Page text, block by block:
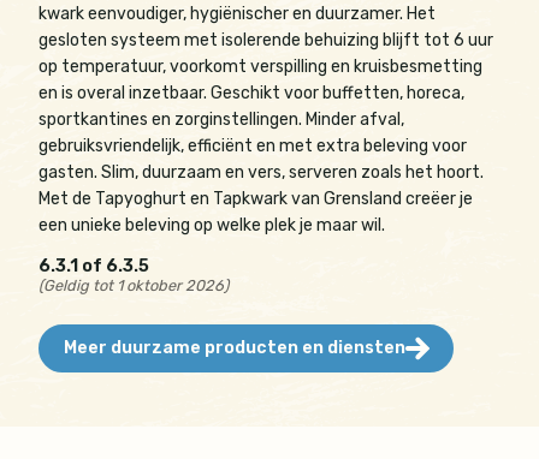
kwark eenvoudiger, hygiënischer en duurzamer. Het
gesloten systeem met isolerende behuizing blijft tot 6 uur
op temperatuur, voorkomt verspilling en kruisbesmetting
en is overal inzetbaar. Geschikt voor buffetten, horeca,
sportkantines en zorginstellingen. Minder afval,
gebruiksvriendelijk, efficiënt en met extra beleving voor
gasten. Slim, duurzaam en vers, serveren zoals het hoort.
Met de Tapyoghurt en Tapkwark van Grensland creëer je
een unieke beleving op welke plek je maar wil.
6.3.1 of 6.3.5
(Geldig tot 1 oktober 2026)
Meer duurzame producten en diensten